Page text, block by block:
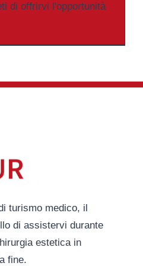
di offrirvi l'opportunità
turismo medico, il
di assistervi durante
estetica in
fine.